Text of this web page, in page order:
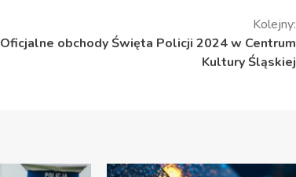
Kolejny:
Oficjalne obchody Święta Policji 2024 w Centrum
Kultury Śląskiej